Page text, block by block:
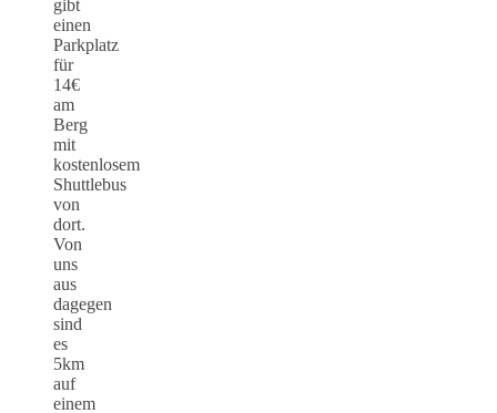
gibt
einen
Parkplatz
für
14€
am
Berg
mit
kostenlosem
Shuttlebus
von
dort.
Von
uns
aus
dagegen
sind
es
5km
auf
einem